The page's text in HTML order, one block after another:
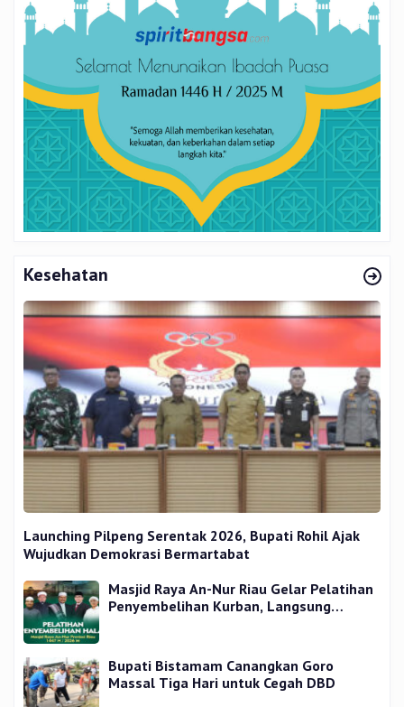
Kesehatan
Launching Pilpeng Serentak 2026, Bupati Rohil Ajak
Wujudkan Demokrasi Bermartabat
Masjid Raya An-Nur Riau Gelar Pelatihan
Penyembelihan Kurban, Langsung
Bupati Bistamam Canangkan Goro
Massal Tiga Hari untuk Cegah DBD